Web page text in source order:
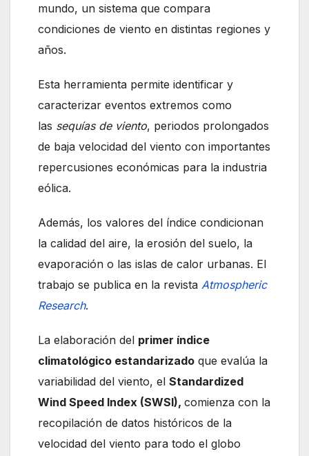
mundo, un sistema que compara
condiciones de viento en distintas regiones y
años.
Esta herramienta permite identificar y
caracterizar eventos extremos como
las sequías de viento, periodos prolongados
de baja velocidad del viento con importantes
repercusiones económicas para la industria
eólica.
Además, los valores del índice condicionan
la calidad del aire, la erosión del suelo, la
evaporación o las islas de calor urbanas. El
trabajo se publica en la revista Atmospheric
Research.
La elaboración del primer índice
climatológico estandarizado que evalúa la
variabilidad del viento, el Standardized
Wind Speed Index (SWSI), comienza con la
recopilación de datos históricos de la
velocidad del viento para todo el globo